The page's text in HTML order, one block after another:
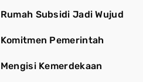
Rumah Subsidi Jadi Wujud
Komitmen Pemerintah
Mengisi Kemerdekaan